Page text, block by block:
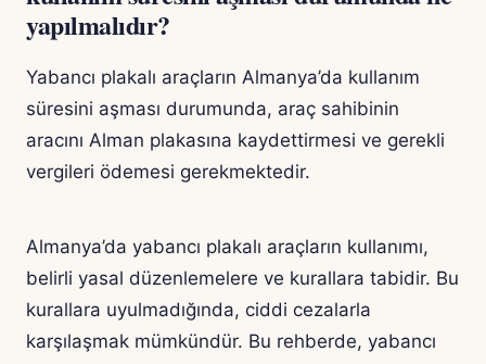
yapılmalıdır?
Yabancı plakalı araçların Almanya’da kullanım
süresini aşması durumunda, araç sahibinin
aracını Alman plakasına kaydettirmesi ve gerekli
vergileri ödemesi gerekmektedir.
Almanya’da yabancı plakalı araçların kullanımı,
belirli yasal düzenlemelere ve kurallara tabidir. Bu
kurallara uyulmadığında, ciddi cezalarla
karşılaşmak mümkündür. Bu rehberde, yabancı